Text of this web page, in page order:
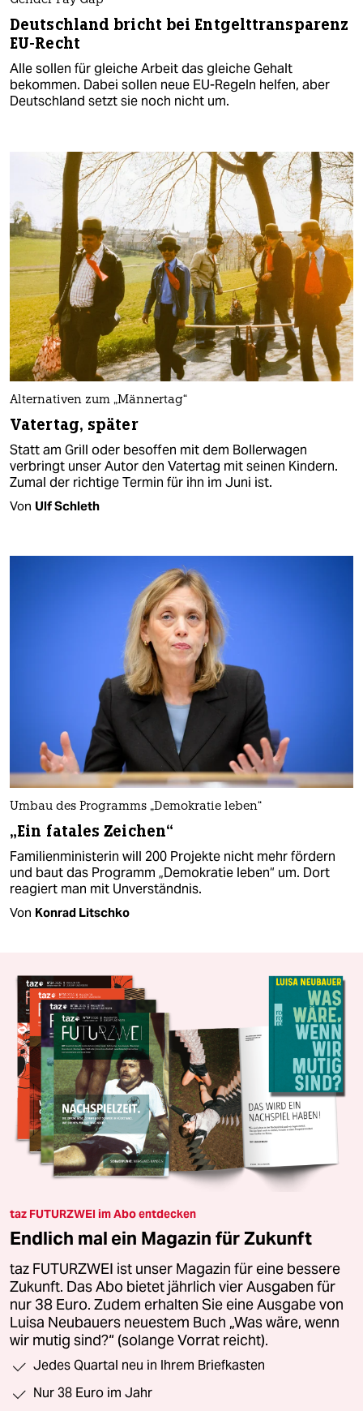
Deutschland bricht bei Entgelttransparenz
EU-Recht
Alle sollen für gleiche Arbeit das gleiche Gehalt
bekommen. Dabei sollen neue EU-Regeln helfen, aber
Deutschland setzt sie noch nicht um.
Alternativen zum „Männertag“
Vatertag, später
Statt am Grill oder besoffen mit dem Bollerwagen
verbringt unser Autor den Vatertag mit seinen Kindern.
Zumal der richtige Termin für ihn im Juni ist.
Von Ulf Schleth
Umbau des Programms „Demokratie leben“
„Ein fatales Zeichen“
Familienministerin will 200 Projekte nicht mehr fördern
und baut das Programm „Demokratie leben“ um. Dort
reagiert man mit Unverständnis.
Von Konrad Litschko
taz FUTURZWEI im Abo entdecken
Endlich mal ein Magazin für Zukunft
taz FUTURZWEI ist unser Magazin für eine bessere
Zukunft. Das Abo bietet jährlich vier Ausgaben für
nur 38 Euro. Zudem erhalten Sie eine Ausgabe von
Luisa Neubauers neuestem Buch „Was wäre, wenn
wir mutig sind?“ (solange Vorrat reicht).
Jedes Quartal neu in Ihrem Briefkasten
Nur 38 Euro im Jahr